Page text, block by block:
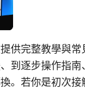
供完整教學與
到逐步操作指
。若你是初次